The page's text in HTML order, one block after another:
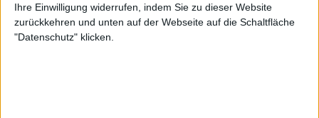
Ihre Einwilligung widerrufen, indem Sie zu dieser Website
zurückkehren und unten auf der Webseite auf die Schaltfläche
"Datenschutz" klicken.